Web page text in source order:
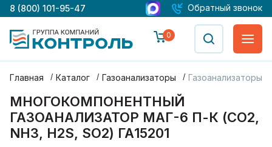
8 (800) 101-95-47 Обратный звонок
0
Главная Каталог Газоанализаторы Газоанализаторы
МНОГОКОМПОНЕНТНЫЙ
ГАЗОАНАЛИЗАТОР МАГ-6 П-К (CO2,
NH3, H2S, SO2) ГА15201